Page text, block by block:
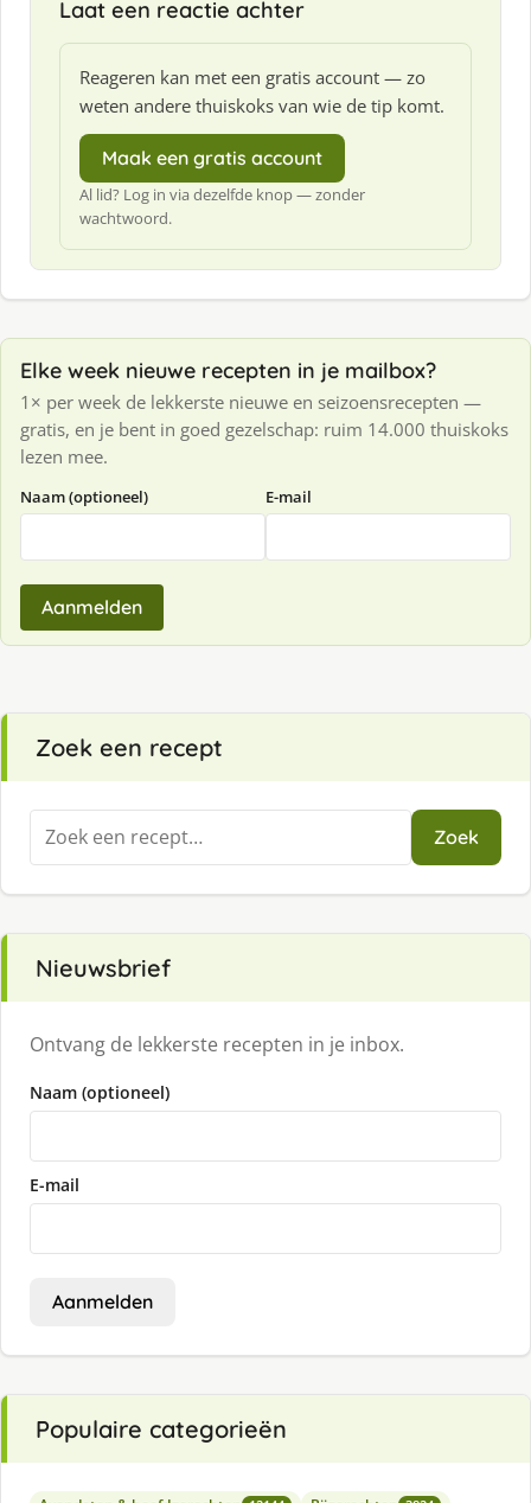
Laat een reactie achter
Reageren kan met een gratis account — zo
weten andere thuiskoks van wie de tip komt.
Maak een gratis account
Al lid? Log in via dezelfde knop — zonder
wachtwoord.
Elke week nieuwe recepten in je mailbox?
1× per week de lekkerste nieuwe en seizoensrecepten —
gratis, en je bent in goed gezelschap: ruim 14.000 thuiskoks
lezen mee.
Naam (optioneel) E-mail
Aanmelden
Zoek een recept
Zoeken
naar:
Zoek
Nieuwsbrief
Ontvang de lekkerste recepten in je inbox.
Naam (optioneel)
E-mail
Aanmelden
Populaire categorieën